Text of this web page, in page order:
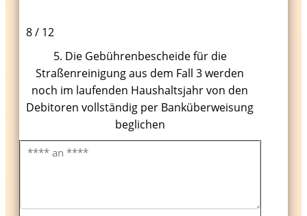
8 / 12
5. Die Gebührenbescheide für die
Straßenreinigung aus dem Fall 3 werden
noch im laufenden Haushaltsjahr von den
Debitoren vollständig per Banküberweisung
beglichen